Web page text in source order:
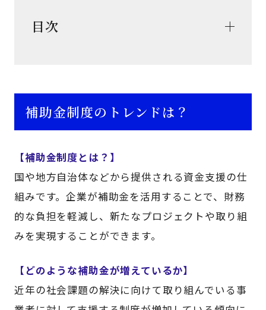
目次
補助金制度のトレンドは？
【補助金制度とは？】
国や地方自治体などから提供される資金支援の仕
組みです。企業が補助金を活用することで、財務
的な負担を軽減し、新たなプロジェクトや取り組
みを実現することができます。
【どのような補助金が増えているか】
近年の社会課題の解決に向けて取り組んでいる事